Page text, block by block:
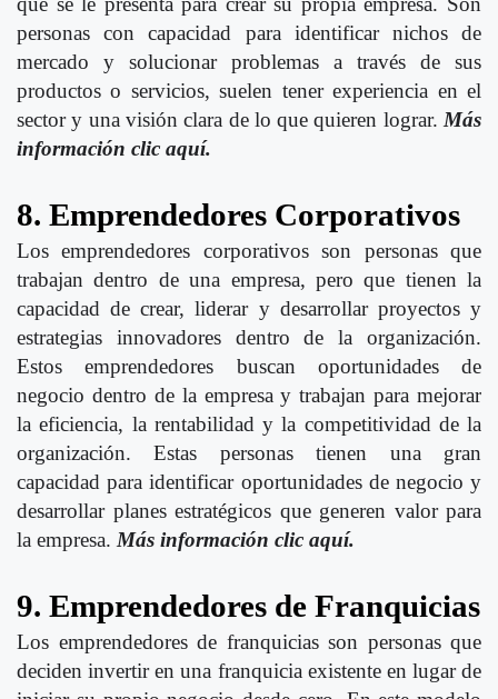
personas con capacidad para identificar nichos de
mercado y solucionar problemas a través de sus
productos o servicios, suelen tener experiencia en el
sector y una visión clara de lo que quieren lograr. Más
información clic aquí.
8. Emprendedores Corporativos
Los emprendedores corporativos son personas que
trabajan dentro de una empresa, pero que tienen la
capacidad de crear, liderar y desarrollar proyectos y
estrategias innovadores dentro de la organización.
Estos emprendedores buscan oportunidades de
negocio dentro de la empresa y trabajan para mejorar
la eficiencia, la rentabilidad y la competitividad de la
organización. Estas personas tienen una gran
capacidad para identificar oportunidades de negocio y
desarrollar planes estratégicos que generen valor para
la empresa. Más información clic aquí.
9. Emprendedores de Franquicias
Los emprendedores de franquicias son personas que
deciden invertir en una franquicia existente en lugar de